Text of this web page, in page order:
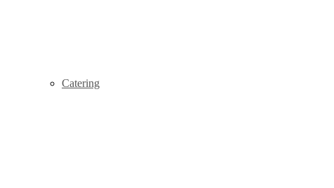
Catering